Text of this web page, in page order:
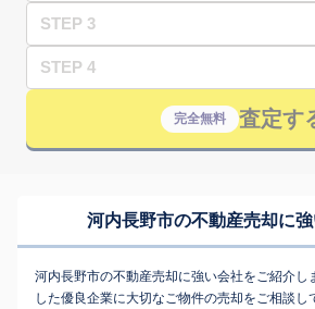
STEP 3
STEP 4
完全無料 査定す
河内長野市の不動産売却に
河内長野市の不動産売却に強い会社をご紹介し
した優良企業に大切なご物件の売却をご相談し